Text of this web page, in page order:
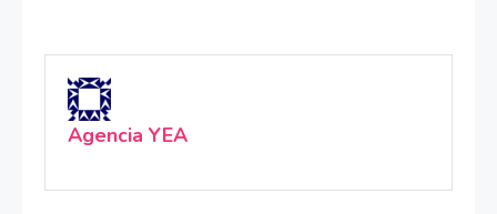
Agencia YEA